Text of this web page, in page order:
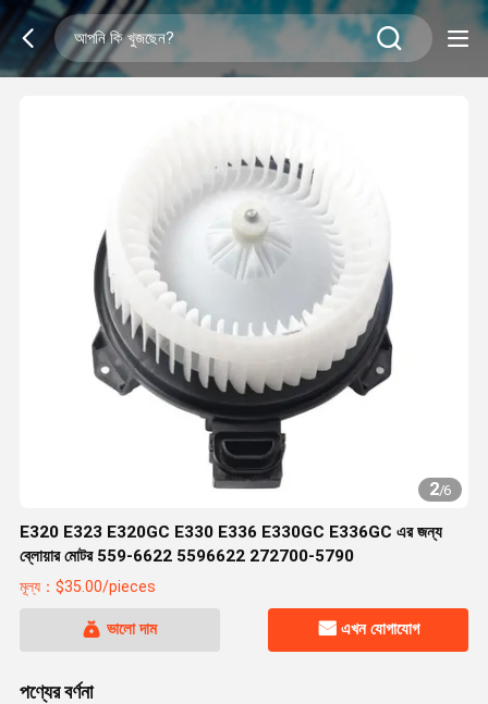
2/6
E320 E323 E320GC E330 E336 E330GC E336GC এর জন্য
ব্লোয়ার মোটর 559-6622 5596622 272700-5790
মূল্য：$35.00/pieces
ভালো দাম এখন যোগাযোগ
পণ্যের বর্ণনা